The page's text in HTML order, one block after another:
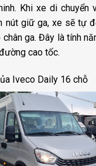
Khi xe di
nút giữ ga, xe sẽ tự
ga. Đây là tính
cao tốc.
Iveco Daily 16 chỗ